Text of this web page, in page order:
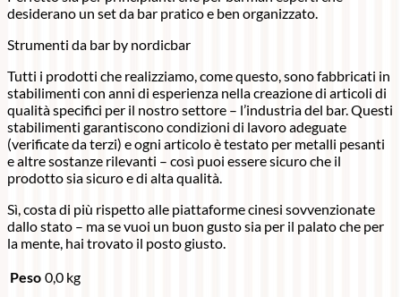
desiderano un set da bar pratico e ben organizzato.
Strumenti da bar by nordicbar
Tutti i prodotti che realizziamo, come questo, sono fabbricati in
stabilimenti con anni di esperienza nella creazione di articoli di
qualità specifici per il nostro settore – l’industria del bar. Questi
stabilimenti garantiscono condizioni di lavoro adeguate
(verificate da terzi) e ogni articolo è testato per metalli pesanti
e altre sostanze rilevanti – così puoi essere sicuro che il
prodotto sia sicuro e di alta qualità.
Sì, costa di più rispetto alle piattaforme cinesi sovvenzionate
dallo stato – ma se vuoi un buon gusto sia per il palato che per
la mente, hai trovato il posto giusto.
Peso 0,0 kg